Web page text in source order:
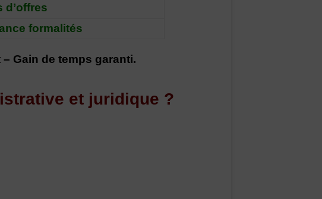
d’offres
formalités
– Gain de temps garanti.
et juridique ?